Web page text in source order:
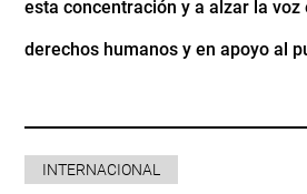
esta concentración y a alzar la
derechos humanos y en apoyo al
INTERNACIONAL